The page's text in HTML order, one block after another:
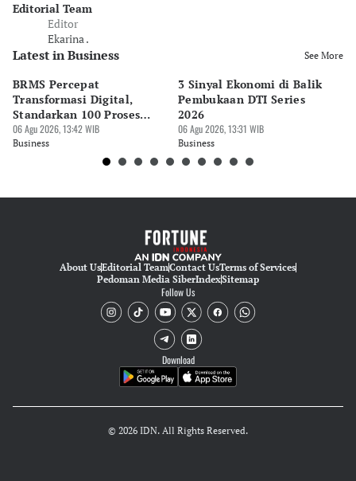
Editorial Team
Editor
Ekarina .
Latest in Business See More
BRMS Percepat
Transformasi Digital,
Standarkan 100 Proses
Bisnis
06 Agu 2026, 13:42 WIB
Business
3 Sinyal Ekonomi di Balik
Pembukaan DTI Series
2026
06 Agu 2026, 13:31 WIB
Business
About UsEditorial TeamContact UsTerms of Services
Pedoman Media SiberIndexSitemap
Follow Us
Download
© 2026 IDN. All Rights Reserved.